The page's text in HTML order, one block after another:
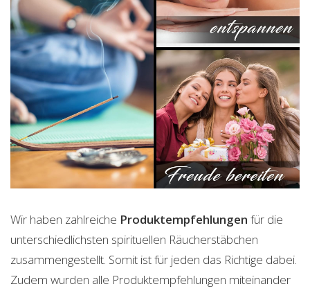
Wir haben zahlreiche Produktempfehlungen für die
unterschiedlichsten spirituellen Räucherstäbchen
zusammengestellt. Somit ist für jeden das Richtige dabei.
Zudem wurden alle Produktempfehlungen miteinander